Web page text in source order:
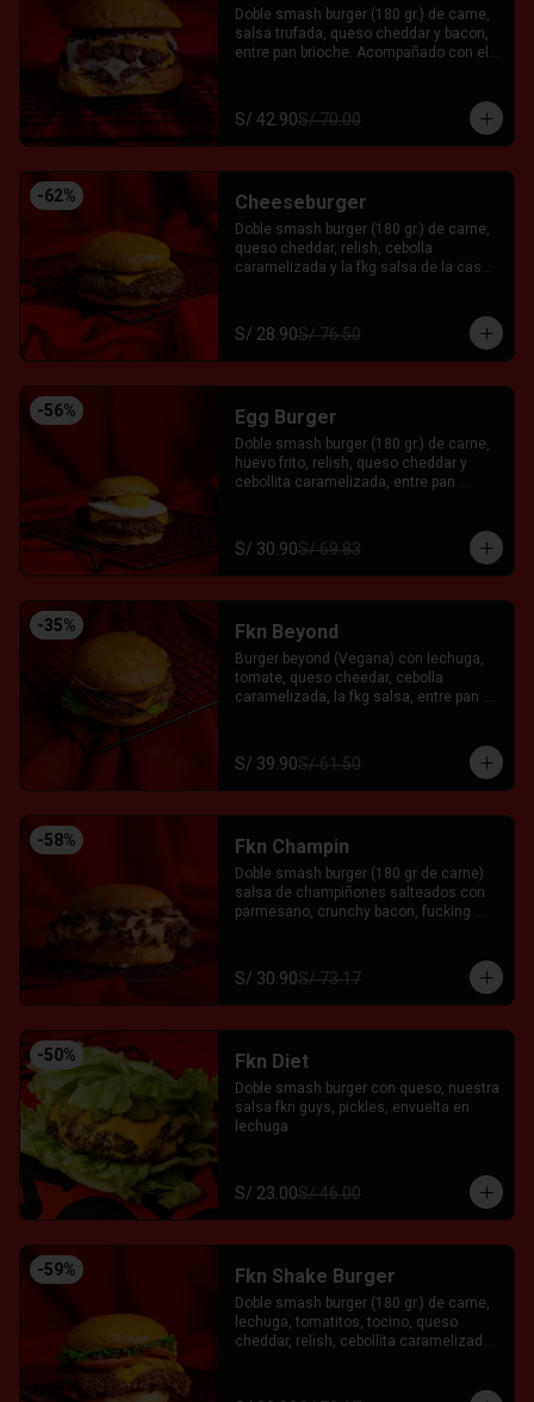
Doble smash burger (180 gr.) de carne,
salsa trufada, queso cheddar y bacon,
entre pan brioche. Acompañado con el
S/ 42.90S/ 70.00
-62% Cheeseburger
Doble smash burger (180 gr.) de carne,
queso cheddar, relish, cebolla
caramelizada y la fkg salsa de la casa
S/ 28.90S/ 76.50
-56% Egg Burger
Doble smash burger (180 gr.) de carne,
huevo frito, relish, queso cheddar y
cebollita caramelizada, entre pan
S/ 30.90S/ 69.83
-35% Fkn Beyond
Burger beyond (Vegana) con lechuga,
tomate, queso cheedar, cebolla
caramelizada, la fkg salsa, entre pan
S/ 39.90S/ 61.50
-58% Fkn Champin
Doble smash burger (180 gr de carne)
salsa de champiñones salteados con
parmesano, crunchy bacon, fucking
Ketchup y Mayo Garlic.
S/ 30.90S/ 73.17
-50% Fkn Diet
Doble smash burger con queso, nuestra
salsa fkn guys, pickles, envuelta en
lechuga
S/ 23.00S/ 46.00
-59% Fkn Shake Burger
Doble smash burger (180 gr.) de carne,
lechuga, tomatitos, tocino, queso
cheddar, relish, cebollita caramelizada
Mayo Garlic.